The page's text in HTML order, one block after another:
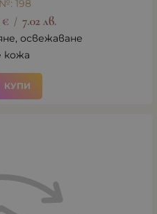
198
€ / 7.02 лв.
освежаване
кожа
КУПИ